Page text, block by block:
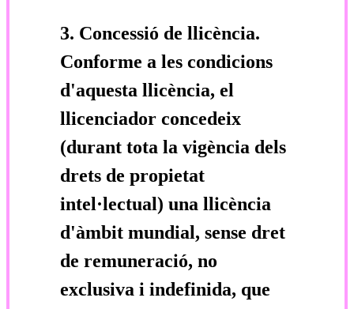
3. Concessió de llicència.
Conforme a les condicions
d'aquesta llicència, el
llicenciador concedeix
(durant tota la vigència dels
drets de propietat
intel·lectual) una llicència
d'àmbit mundial, sense dret
de remuneració, no
exclusiva i indefinida, que